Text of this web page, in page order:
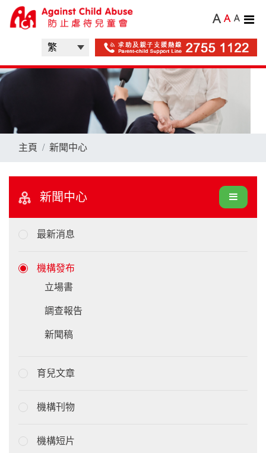
A A A
主頁 新聞中心
新聞中心
最新消息
機構發布
立場書
調查報告
新聞稿
育兒文章
機構刊物
機構短片